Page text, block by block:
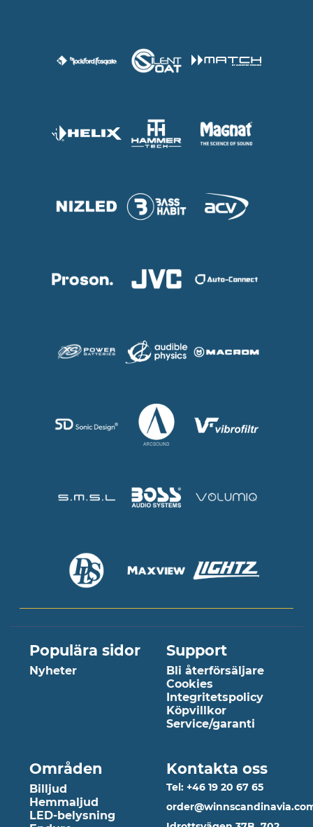
Populära sidor
Nyheter
Support
Bli återförsäljare
Cookies
Integritetspolicy
Köpvillkor
Service/garanti
Områden
Billjud
Hemmaljud
LED-belysning
Kontakta oss
Tel: +46 19 20 67 65